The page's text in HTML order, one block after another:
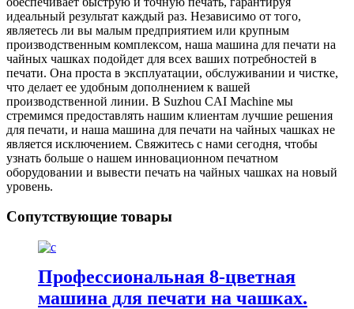
идеальный результат каждый раз. Независимо от того,
являетесь ли вы малым предприятием или крупным
производственным комплексом, наша машина для печати на
чайных чашках подойдет для всех ваших потребностей в
печати. ​​Она проста в эксплуатации, обслуживании и чистке,
что делает ее удобным дополнением к вашей
производственной линии. В Suzhou CAI Machine мы
стремимся предоставлять нашим клиентам лучшие решения
для печати, и наша машина для печати на чайных чашках не
является исключением. Свяжитесь с нами сегодня, чтобы
узнать больше о нашем инновационном печатном
оборудовании и вывести печать на чайных чашках на новый
уровень.
Сопутствующие товары
Профессиональная 8-цветная
машина для печати на чашках.